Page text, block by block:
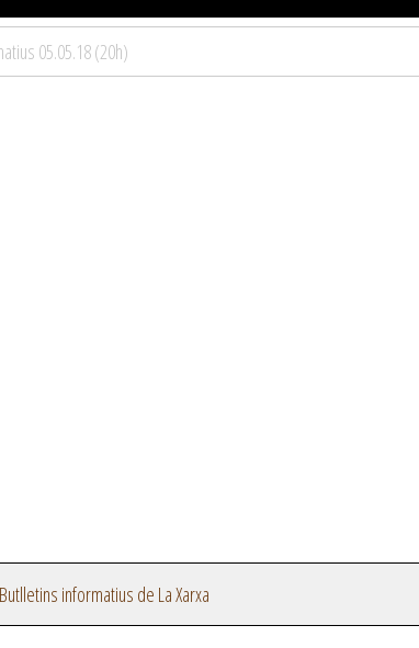
05.05.18 (20h)
informatius de La Xarxa